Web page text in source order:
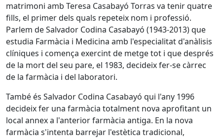
matrimoni amb Teresa Casabayó Torras va tenir quatre
fills, el primer dels quals repeteix nom i professió.
Parlem de Salvador Codina Casabayó (1943-2013) que
estudia Farmàcia i Medicina amb l'especialitat d'anàlisis
clíniques i comença exercint de metge tot i que després
de la mort del seu pare, el 1983, decideix fer-se càrrec
de la farmàcia i del laboratori.
També és Salvador Codina Casabayó qui l'any 1996
decideix fer una farmàcia totalment nova aprofitant un
local annex a l'anterior farmàcia antiga. En la nova
farmàcia s'intenta barrejar l'estètica tradicional,